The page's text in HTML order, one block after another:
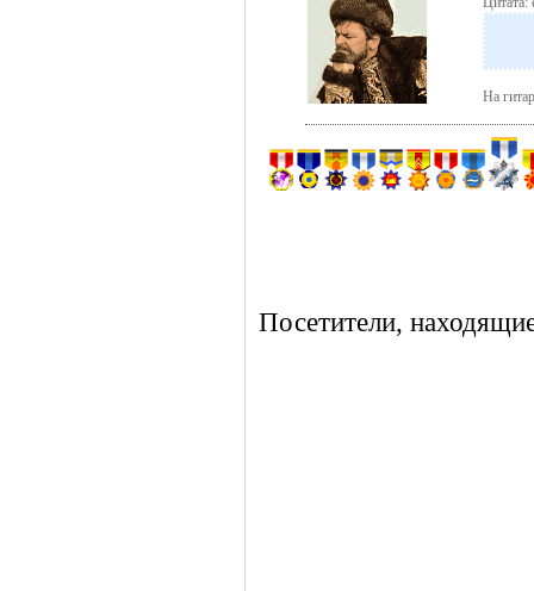
На
Посетители,